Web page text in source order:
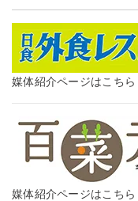
媒体紹介ページはこちら
媒体紹介ページはこちら